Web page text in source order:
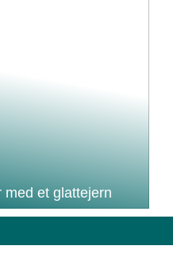
med et glattejern